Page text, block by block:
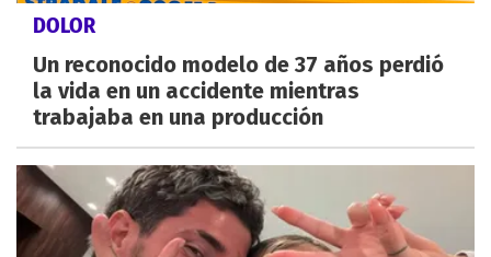
DOLOR
Un reconocido modelo de 37 años perdió
la vida en un accidente mientras
trabajaba en una producción